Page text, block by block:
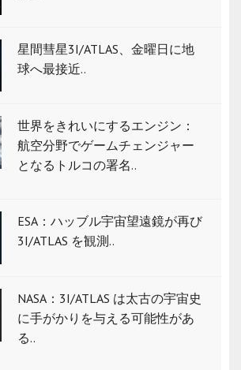
星間彗星3I/ATLAS、金曜日に地
球へ最接近..
世界をきれいにするエンジン：
航空分野でゲームチェンジャー
となるトルコの署名..
ESA：ハッブル宇宙望遠鏡が再び
3I/ATLAS を観測..
NASA：3I/ATLAS は太古の宇宙史
に手がかりを与える可能性があ
る..